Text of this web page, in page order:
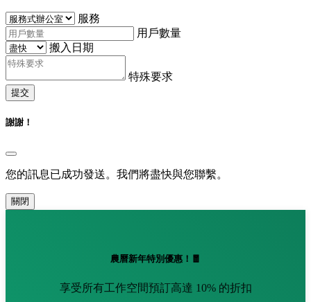
服務
用戶數量
搬入日期
特殊要求
提交
謝謝！
您的訊息已成功發送。我們將盡快與您聯繫。
關閉
農曆新年特別優惠！🧧
享受所有工作空間預訂高達 10% 的折扣